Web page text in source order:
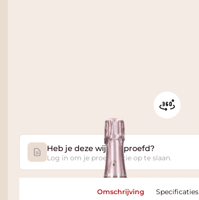
Heb je deze wijn geproefd?
Log in om je proefnotitie op te slaan.
Omschrijving Specificaties